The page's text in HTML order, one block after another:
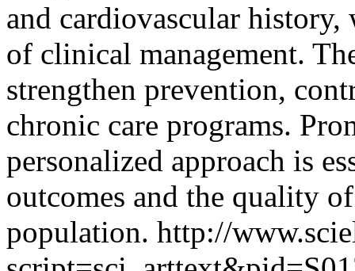
and cardiovascular history,
of clinical management.
strengthen prevention,
chronic care programs.
personalized approach is
outcomes and the quality
population. http://